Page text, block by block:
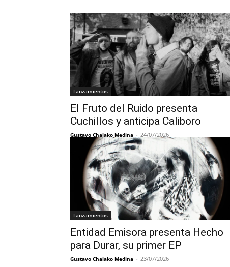
Lanzamientos
El Fruto del Ruido presenta
Cuchillos y anticipa Caliboro
Gustavo Chalako Medina - 24/07/2026
Lanzamientos
Entidad Emisora presenta Hecho
para Durar, su primer EP
Gustavo Chalako Medina - 23/07/2026